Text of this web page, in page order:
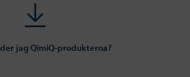
jag QimiQ-produkterna?